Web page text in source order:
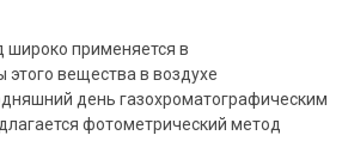
применяется в
вещества в воздухе
день газохроматографическим
фотометрический метод